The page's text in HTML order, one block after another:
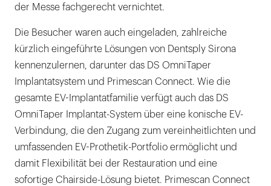
der Messe fachgerecht vernichtet.
Die Besucher waren auch eingeladen, zahlreiche
kürzlich eingeführte Lösungen von Dentsply Sirona
kennenzulernen, darunter das DS OmniTaper
Implantatsystem und Primescan Connect. Wie die
gesamte EV-Implantatfamilie verfügt auch das DS
OmniTaper Implantat-System über eine konische EV-
Verbindung, die den Zugang zum vereinheitlichten und
umfassenden EV-Prothetik-Portfolio ermöglicht und
damit Flexibilität bei der Restauration und eine
sofortige Chairside-Lösung bietet. Primescan Connect